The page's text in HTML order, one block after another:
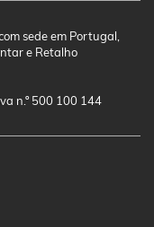
sede em Portugal,
e Retalho
n.º 500 100 144